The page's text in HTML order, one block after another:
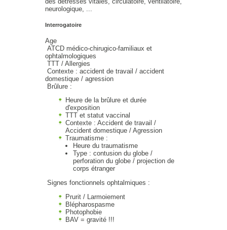
neurologique, ...
Interrogatoire
Age
ATCD médico-chirugico-familiaux et
ophtalmologiques
TTT / Allergies
Contexte : accident de travail / accident
domestique / agression
Brûlure :
Heure de la brûlure et durée
d'exposition
TTT et statut vaccinal
Contexte : Accident de travail /
Accident domestique / Agression
Traumatisme :
Heure du traumatisme
Type : contusion du globe /
perforation du globe / projection de
corps étranger
Signes fonctionnels ophtalmiques :
Prurit / Larmoiement
Blépharospasme
Photophobie
BAV = gravité !!!